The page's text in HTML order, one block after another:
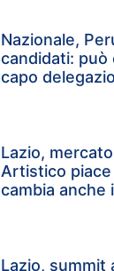
Nazionale,
candidati: può
capo
Lazio,
Artistico
cambia anche
Lazio, summit